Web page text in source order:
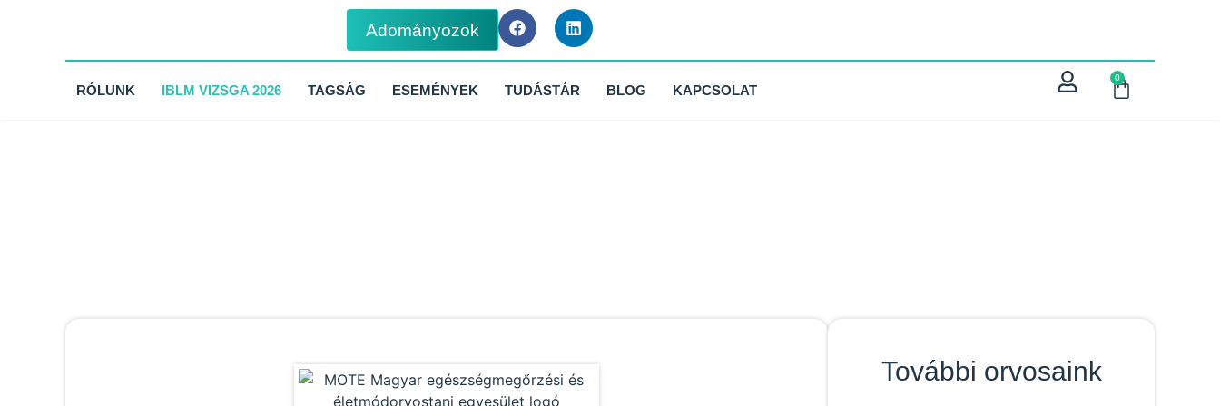
Adományozok
RÓLUNK IBLM VIZSGA 2026 TAGSÁG ESEMÉNYEK TUDÁSTÁR BLOG KAPCSOLAT
0
További orvosaink